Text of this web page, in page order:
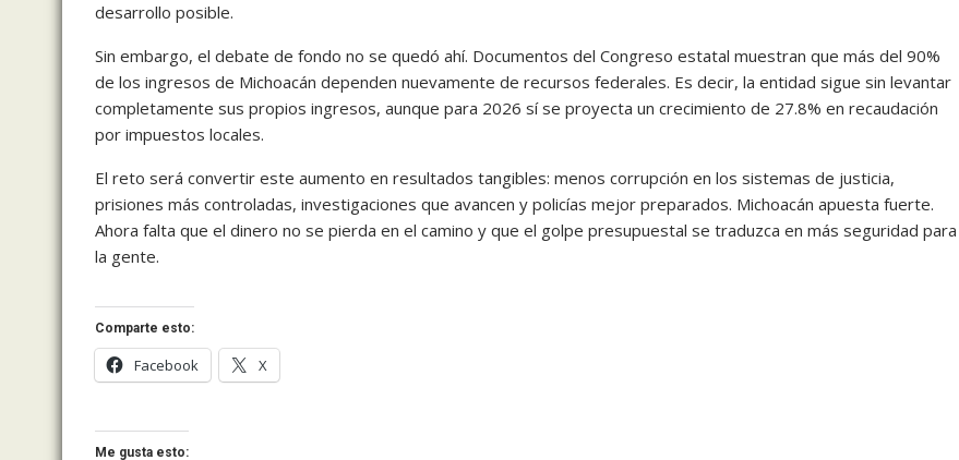
desarrollo posible.
Sin embargo, el debate de fondo no se quedó ahí. Documentos del Congreso estatal muestran que más del 90%
de los ingresos de Michoacán dependen nuevamente de recursos federales. Es decir, la entidad sigue sin levantar
completamente sus propios ingresos, aunque para 2026 sí se proyecta un crecimiento de 27.8% en recaudación
por impuestos locales.
El reto será convertir este aumento en resultados tangibles: menos corrupción en los sistemas de justicia,
prisiones más controladas, investigaciones que avancen y policías mejor preparados. Michoacán apuesta fuerte.
Ahora falta que el dinero no se pierda en el camino y que el golpe presupuestal se traduzca en más seguridad para
la gente.
Comparte esto:
Facebook X
Me gusta esto: